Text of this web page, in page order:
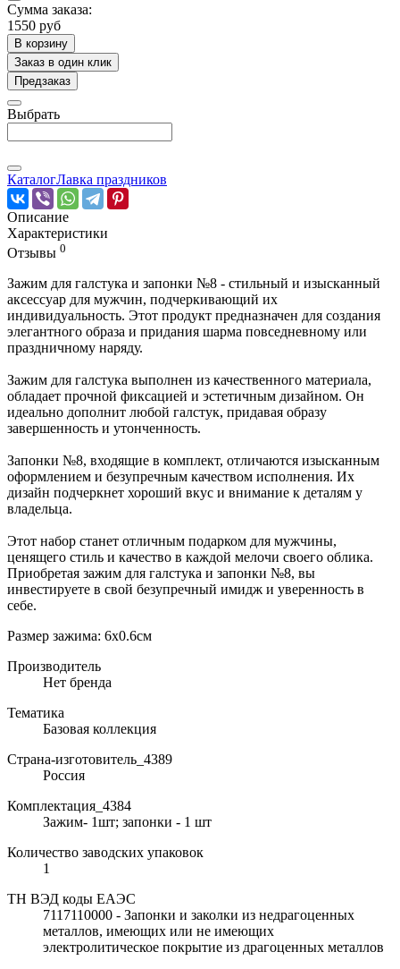
Сумма заказа:
1550 руб
В корзину
Заказ в один клик
Предзаказ
Выбрать
КаталогЛавка праздников
Описание
Характеристики
Отзывы 0
Зажим для галстука и запонки №8 - стильный и изысканный
аксессуар для мужчин, подчеркивающий их
индивидуальность. Этот продукт предназначен для создания
элегантного образа и придания шарма повседневному или
праздничному наряду.
Зажим для галстука выполнен из качественного материала,
обладает прочной фиксацией и эстетичным дизайном. Он
идеально дополнит любой галстук, придавая образу
завершенность и утонченность.
Запонки №8, входящие в комплект, отличаются изысканным
оформлением и безупречным качеством исполнения. Их
дизайн подчеркнет хороший вкус и внимание к деталям у
владельца.
Этот набор станет отличным подарком для мужчины,
ценящего стиль и качество в каждой мелочи своего облика.
Приобретая зажим для галстука и запонки №8, вы
инвестируете в свой безупречный имидж и уверенность в
себе.
Размер зажима: 6х0.6см
Производитель
Нет бренда
Тематика
Базовая коллекция
Страна-изготовитель_4389
Россия
Комплектация_4384
Зажим- 1шт; запонки - 1 шт
Количество заводских упаковок
1
ТН ВЭД коды ЕАЭС
7117110000 - Запонки и заколки из недрагоценных
металлов, имеющих или не имеющих
электролитическое покрытие из драгоценных металлов